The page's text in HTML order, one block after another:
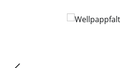
Bildergalerie überspringen